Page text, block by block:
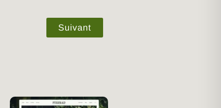
Suivant